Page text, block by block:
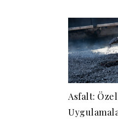
Asfalt: